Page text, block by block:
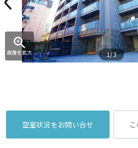
画像を拡大 1/3
空室状況をお問い合せ